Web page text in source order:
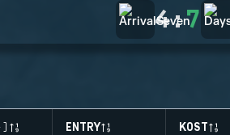
4:7
ENTRY KOST